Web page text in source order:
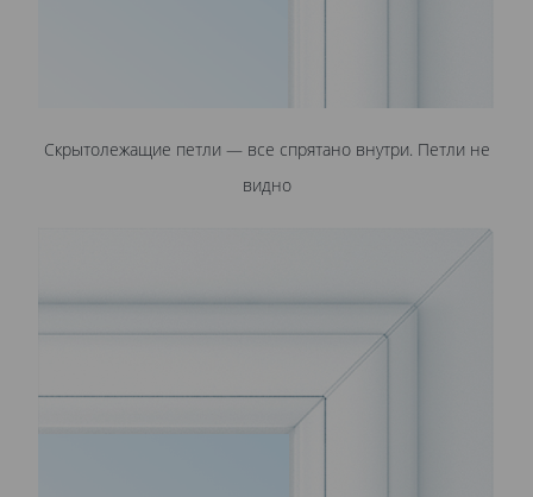
Скрытолежащие петли — все спрятано внутри. Петли не
видно